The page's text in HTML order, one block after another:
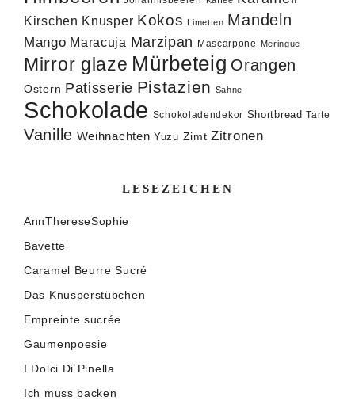
Kirschen Knusper Kokos Limetten Mandeln
Mango Maracuja Marzipan Mascarpone Meringue
Mirror glaze Mürbeteig Orangen
Ostern Patisserie Pistazien Sahne
Schokolade Schokoladendekor Shortbread Tarte
Vanille Weihnachten Yuzu Zimt Zitronen
LESEZEICHEN
AnnThereseSophie
Bavette
Caramel Beurre Sucré
Das Knusperstübchen
Empreinte sucrée
Gaumenpoesie
I Dolci Di Pinella
Ich muss backen